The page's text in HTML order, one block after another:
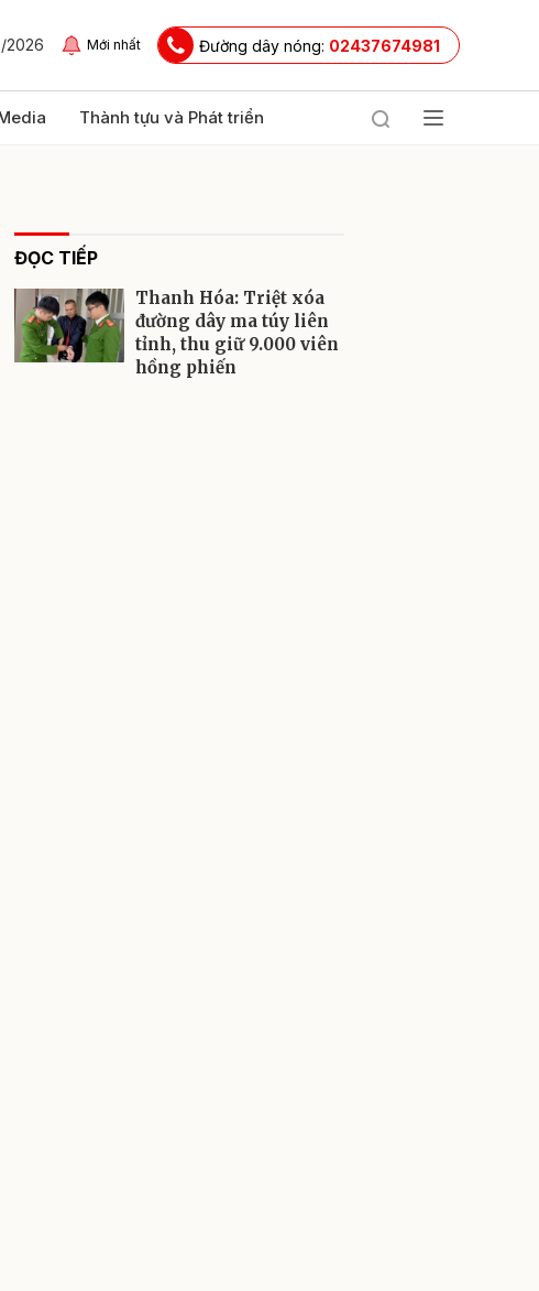
2026 Mới nhất Đường dây nóng: 02437674981
Thành tựu và Phát triển
ĐỌC TIẾP
Thanh Hóa: Triệt xóa
đường dây ma túy liên
tỉnh, thu giữ 9.000 viên
hồng phiến
Gửi